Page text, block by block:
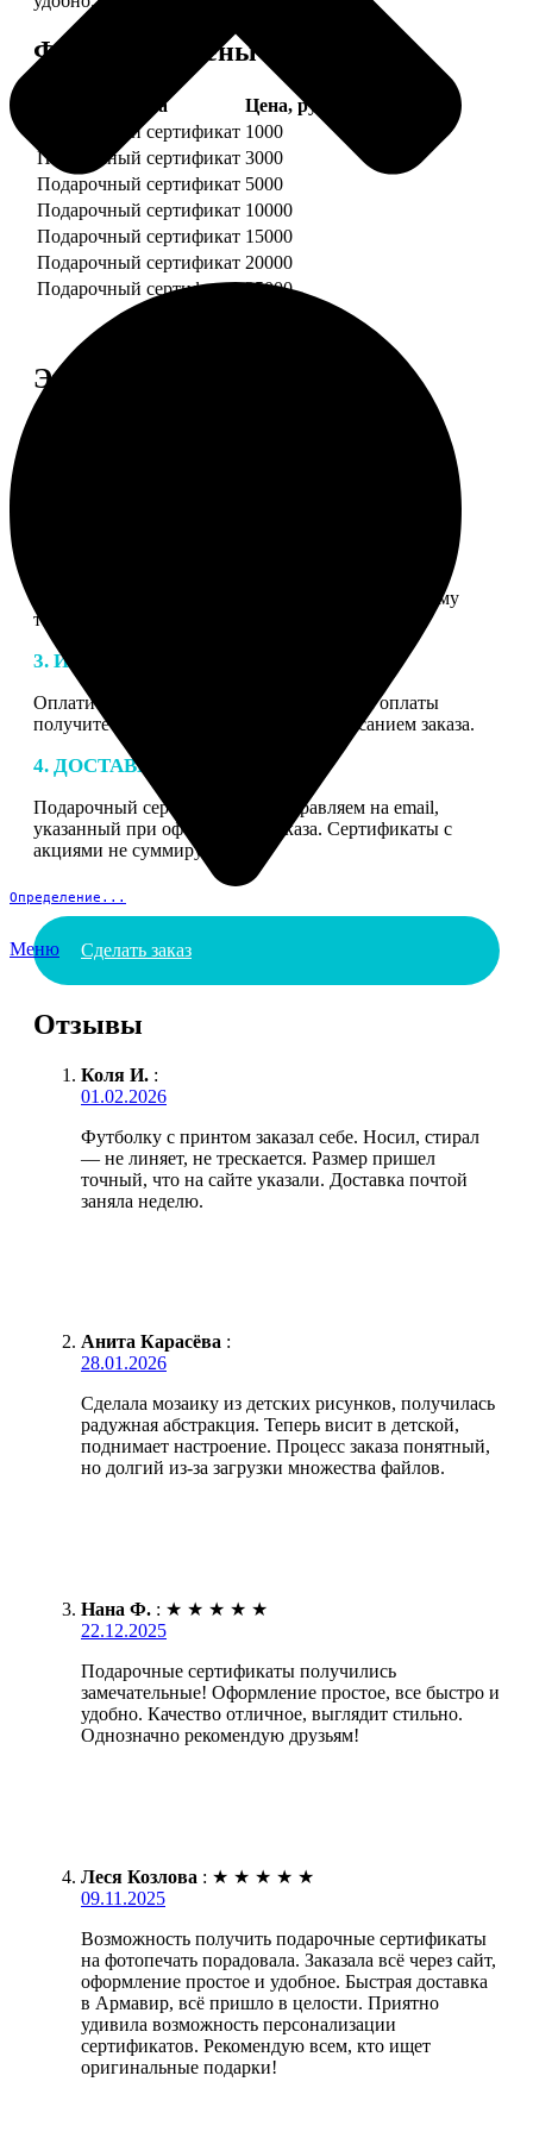
Определение...
Меню
Форматы и цены
Услуга
Цена, руб.
Подарочный сертификат 1000
Подарочный сертификат 3000
Подарочный сертификат 5000
Подарочный сертификат 10000
Подарочный сертификат 15000
Подарочный сертификат 20000
Подарочный сертификат 25000
Этапы работы
специалисты могут связаться с Вами по указанному
телефону или email для согласования деталей.
3. ИЗГОТОВЛЕНИЕ
Оплатите заказ банковской картой. После оплаты
получите подтверждение на email с описанием заказа.
4. ДОСТАВКА И ОПЛАТА
Подарочный сертификат мы отправляем на email,
указанный при оформлении заказа. Сертификаты с
акциями не суммируются.
Сделать заказ
Отзывы
Коля И. :
01.02.2026
Футболку с принтом заказал себе. Носил, стирал
— не линяет, не трескается. Размер пришел
точный, что на сайте указали. Доставка почтой
заняла неделю.
Анита Карасёва :
28.01.2026
Сделала мозаику из детских рисунков, получилась
радужная абстракция. Теперь висит в детской,
поднимает настроение. Процесс заказа понятный,
но долгий из-за загрузки множества файлов.
Нана Ф. : ★ ★ ★ ★ ★
22.12.2025
Подарочные сертификаты получились
замечательные! Оформление простое, все быстро и
удобно. Качество отличное, выглядит стильно.
Однозначно рекомендую друзьям!
Леся Козлова : ★ ★ ★ ★ ★
09.11.2025
Возможность получить подарочные сертификаты
на фотопечать порадовала. Заказала всё через сайт,
оформление простое и удобное. Быстрая доставка
в Армавир, всё пришло в целости. Приятно
удивила возможность персонализации
сертификатов. Рекомендую всем, кто ищет
оригинальные подарки!